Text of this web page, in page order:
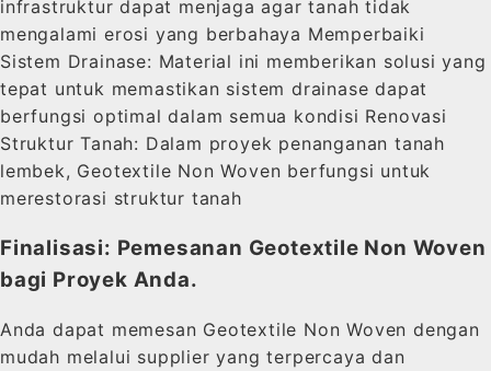
infrastruktur dapat menjaga agar tanah tidak
mengalami erosi yang berbahaya Memperbaiki
Sistem Drainase: Material ini memberikan solusi yang
tepat untuk memastikan sistem drainase dapat
berfungsi optimal dalam semua kondisi Renovasi
Struktur Tanah: Dalam proyek penanganan tanah
lembek, Geotextile Non Woven berfungsi untuk
merestorasi struktur tanah
Finalisasi: Pemesanan Geotextile Non Woven
bagi Proyek Anda.
Anda dapat memesan Geotextile Non Woven dengan
mudah melalui supplier yang terpercaya dan